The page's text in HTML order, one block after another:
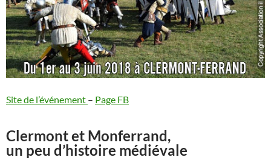
Site de l’événement – Page FB
Clermont et Monferrand,
un peu d’histoire médiévale